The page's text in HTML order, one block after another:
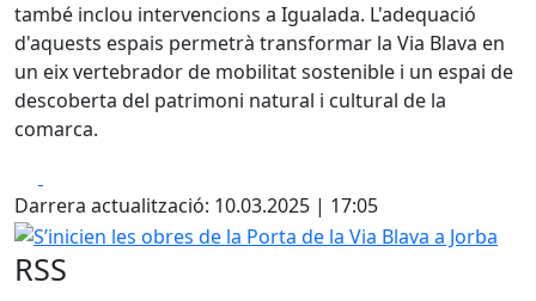
també inclou intervencions a Igualada. L'adequació
d'aquests espais permetrà transformar la Via Blava en
un eix vertebrador de mobilitat sostenible i un espai de
descoberta del patrimoni natural i cultural de la
comarca.
Darrera actualització: 10.03.2025 | 17:05
S’inicien les obres de la Porta de la Via Blava a Jorba
RSS